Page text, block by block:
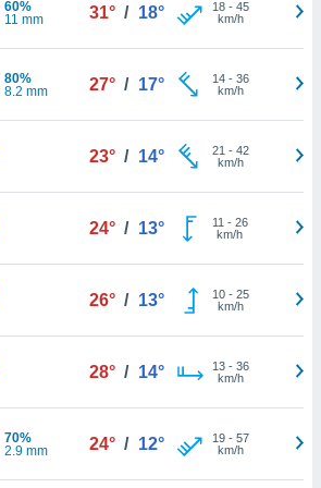
60%
11 mm
31° / 18° 18- 45
km/h
80%
8.2 mm
27° / 17° 14- 36
km/h
23° / 14° 21 - 42
km/h
24° / 13° 11 - 26
km/h
26° / 13° 10- 25
km/h
28° / 14° 13- 36
km/h
70%
2.9 mm
24° / 12° 19- 57
km/h